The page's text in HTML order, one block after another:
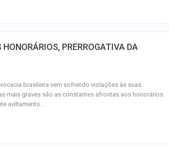
HONORÁRIOS, PRERROGATIVA DA
brasileira vem sofrendo violações às suas
mais graves são as constantes afrontas aos honorários
aviltamento…